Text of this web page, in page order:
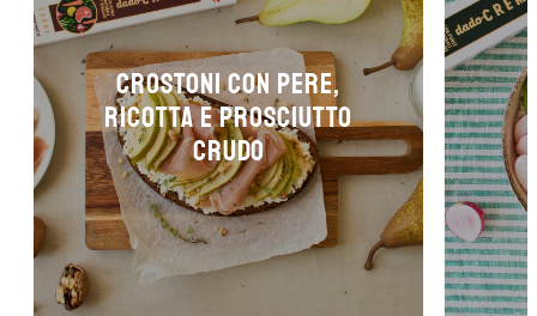
CROSTONI CON PERE,
RICOTTA E PROSCIUTTO
CRUDO